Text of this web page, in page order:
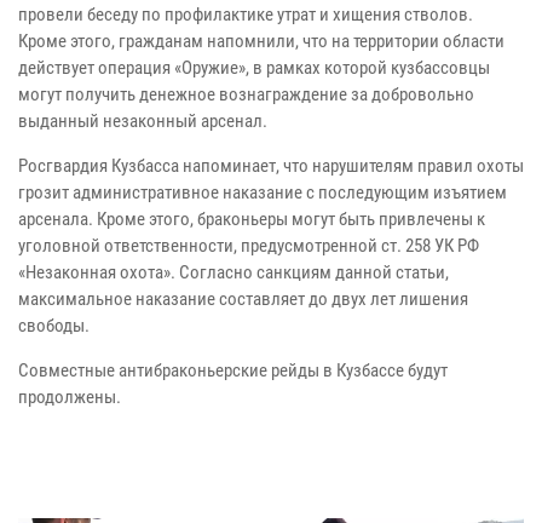
провели беседу по профилактике утрат и хищения стволов.
Кроме этого, гражданам напомнили, что на территории области
действует операция «Оружие», в рамках которой кузбассовцы
могут получить денежное вознаграждение за добровольно
выданный незаконный арсенал.
Росгвардия Кузбасса напоминает, что нарушителям правил охоты
грозит административное наказание с последующим изъятием
арсенала. Кроме этого, браконьеры могут быть привлечены к
уголовной ответственности, предусмотренной ст. 258 УК РФ
«Незаконная охота». Согласно санкциям данной статьи,
максимальное наказание составляет до двух лет лишения
свободы.
Совместные антибраконьерские рейды в Кузбассе будут
продолжены.